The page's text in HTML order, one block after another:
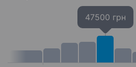
47500 грн